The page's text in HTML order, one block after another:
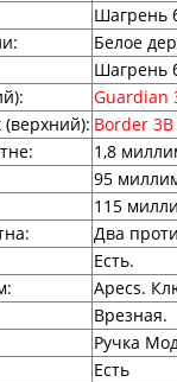
Шагрень
:
Белое
Шагрень
:
Guardian
: Border
:
1,8
95
115
:
Два
Есть.
:
Apecs.
Врезная.
Ручка
Есть